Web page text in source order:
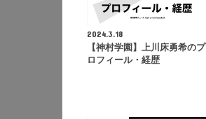
2024.3.18
【神村学園】上川床勇希のプ
ロフィール・経歴